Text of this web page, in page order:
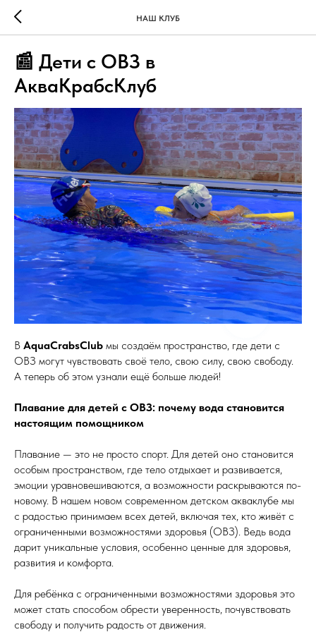
НАШ КЛУБ
📰 Дети с ОВЗ в
АкваКрабсКлуб
В AquaCrabsClub мы создаём пространство, где дети с
ОВЗ могут чувствовать своё тело, свою силу, свою свободу.
А теперь об этом узнали ещё больше людей!
Плавание для детей с ОВЗ: почему вода становится
настоящим помощником
Плавание — это не просто спорт. Для детей оно становится
особым пространством, где тело отдыхает и развивается,
эмоции уравновешиваются, а возможности раскрываются по-
новому. В нашем новом современном детском акваклубе мы
с радостью принимаем всех детей, включая тех, кто живёт с
ограниченными возможностями здоровья (ОВЗ). Ведь вода
дарит уникальные условия, особенно ценные для здоровья,
развития и комфорта.
Для ребёнка с ограниченными возможностями здоровья это
может стать способом обрести уверенность, почувствовать
свободу и получить радость от движения.